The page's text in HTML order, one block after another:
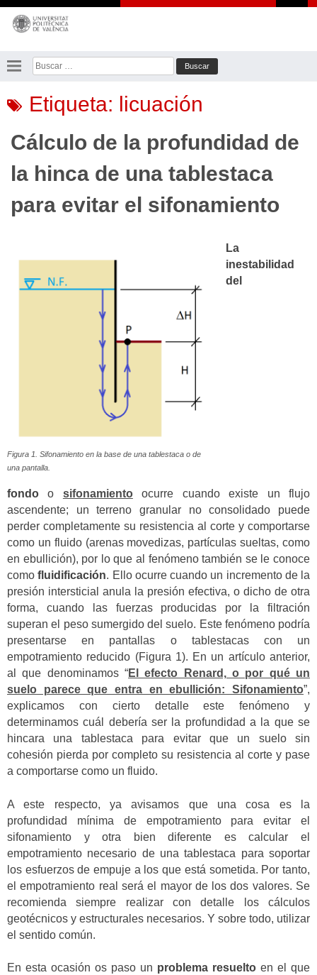
Saltar
contenido
Buscar:
Etiqueta: licuación
Cálculo de la profundidad de
la hinca de una tablestaca
para evitar el sifonamiento
Figura 1. Sifonamiento en la base de una tablestaca o de
una pantalla.
La
inestabilidad
del
fondo o sifonamientoocurre cuando existe un flujo
ascendente; un terreno granular no consolidado puede
perder completamente su resistencia al corte y comportarse
como un fluido (arenas movedizas, partículas sueltas, como
en ebullición), por lo que al fenómeno también se le conoce
comofluidificación. Ello ocurre cuando un incremento de la
presión intersticial anula la presión efectiva, o dicho de otra
forma, cuando las fuerzas producidas por la filtración
superan el peso sumergido del suelo. Este fenómeno podría
presentarse en pantallas o tablestacas con un
empotramiento reducido (Figura 1). En un artículo anterior,
al que denominamos “El efecto Renard, o por qué un
suelo parece que entra en ebullición: Sifonamiento”,
explicamos con cierto detalle este fenómeno y
determinamos cuál debería ser la profundidad a la que se
hincara una tablestaca para evitar que un suelo sin
cohesión pierda por completo su resistencia al corte y pase
a comportarse como un fluido.
A este respecto, ya avisamos que una cosa es la
profundidad mínima de empotramiento para evitar el
sifonamiento y otra bien diferente es calcular el
empotramiento necesario de una tablestaca para soportar
los esfuerzos de empuje a los que está sometida. Por tanto,
el empotramiento real será el mayor de los dos valores. Se
recomienda siempre realizar con detalle los cálculos
geotécnicos y estructurales necesarios. Y sobre todo, utilizar
el sentido común.
En esta ocasión os paso un problema resuelto en el que